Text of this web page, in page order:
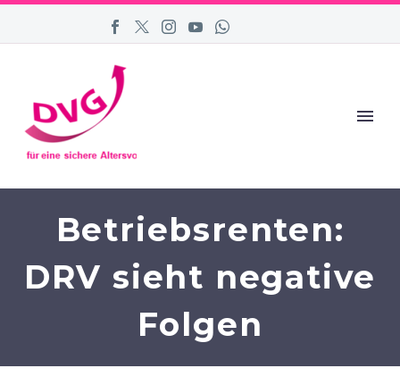
Betriebsrenten:
DRV sieht negative
Folgen